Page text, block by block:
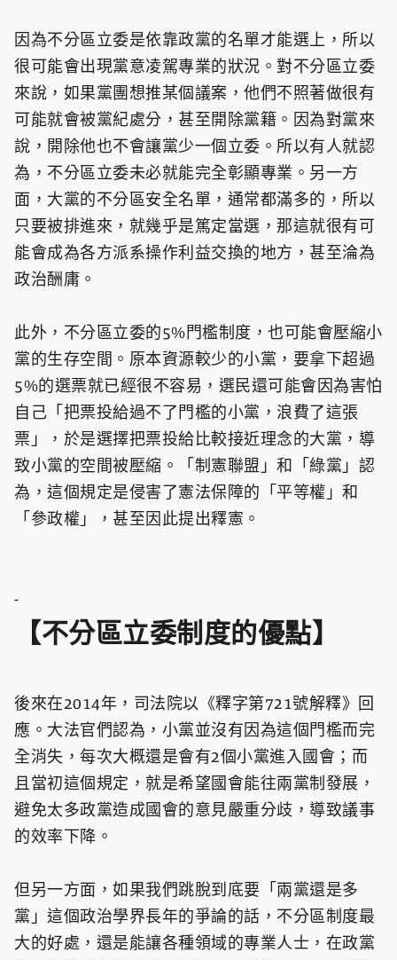
因為不分區立委是依靠政黨的名單才能選上，所以
很可能會出現黨意凌駕專業的狀況。對不分區立委
來說，如果黨團想推某個議案，他們不照著做很有
可能就會被黨紀處分，甚至開除黨籍。因為對黨來
說，開除他也不會讓黨少一個立委。所以有人就認
為，不分區立委未必就能完全彰顯專業。另一方
面，大黨的不分區安全名單，通常都滿多的，所以
只要被排進來，就幾乎是篤定當選，那這就很有可
能會成為各方派系操作利益交換的地方，甚至淪為
政治酬庸。
此外，不分區立委的5%門檻制度，也可能會壓縮小
黨的生存空間。原本資源較少的小黨，要拿下超過
5%的選票就已經很不容易，選民還可能會因為害怕
自己「把票投給過不了門檻的小黨，浪費了這張
票」，於是選擇把票投給比較接近理念的大黨，導
致小黨的空間被壓縮。「制憲聯盟」和「綠黨」認
為，這個規定是侵害了憲法保障的「平等權」和
「參政權」，甚至因此提出釋憲。
-
【不分區立委制度的優點】
後來在2014年，司法院以《釋字第721號解釋》回
應。大法官們認為，小黨並沒有因為這個門檻而完
全消失，每次大概還是會有2個小黨進入國會；而
且當初這個規定，就是希望國會能往兩黨制發展，
避免太多政黨造成國會的意見嚴重分歧，導致議事
的效率下降。
但另一方面，如果我們跳脫到底要「兩黨還是多
黨」這個政治學界長年的爭論的話，不分區制度最
大的好處，還是能讓各種領域的專業人士，在政黨